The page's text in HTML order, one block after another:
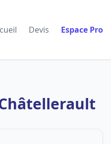
Devis Espace Pro